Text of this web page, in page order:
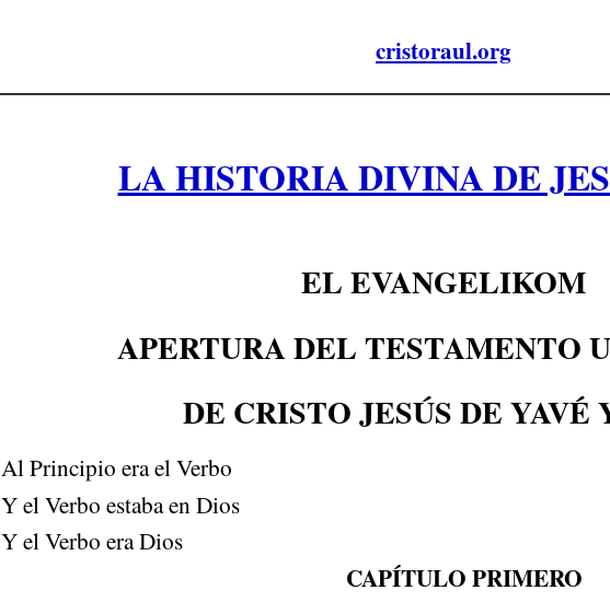
cristoraul.org
LA HISTORIA DIVINA DE
EL EVANGELIKOM
APERTURA DEL TESTAMENTO
DE CRISTO JESÚS DE YAVÉ
Al Principio era el Verbo
Y el Verbo estaba en Dios
Y el Verbo era Dios
CAPÍTULO PRIMERO